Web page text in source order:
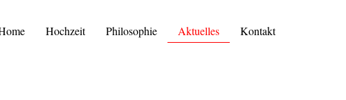
Hochzeit Philosophie Aktuelles Kontakt